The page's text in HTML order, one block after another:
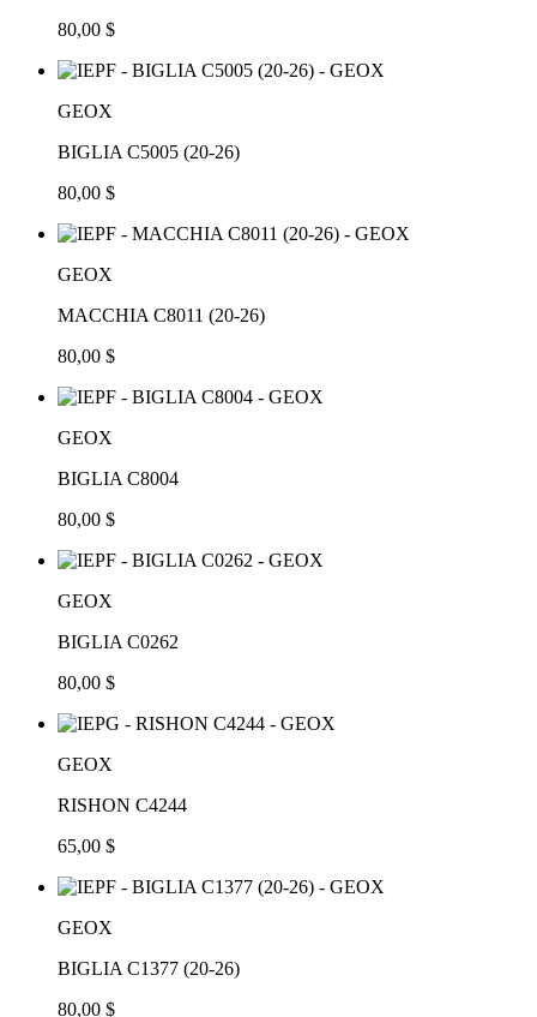
80,00 $
GEOX
BIGLIA C5005 (20-26)
80,00 $
GEOX
MACCHIA C8011 (20-26)
80,00 $
GEOX
BIGLIA C8004
80,00 $
GEOX
BIGLIA C0262
80,00 $
GEOX
RISHON C4244
65,00 $
GEOX
BIGLIA C1377 (20-26)
80,00 $